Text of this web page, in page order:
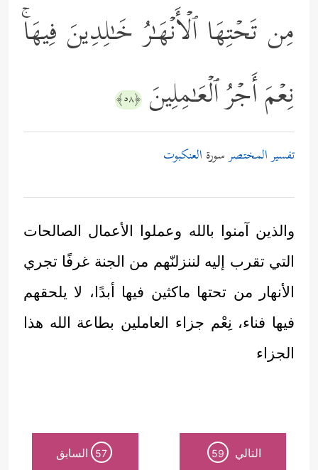
مِن تَحۡتِهَا ٱلۡأَنۡهَـٰرُ خَـٰلِدِینَ فِیهَاۚ
نِعۡمَ أَجۡرُ ٱلۡعَـٰمِلِینَ ﴿٥٨﴾
تفسير المختصرسورة العنكبوت
والذين آمنوا بالله وعملوا الأعمال الصالحات
التي تقرب إليه لننزلنّهم من الجنة غرفًا تجري
الأنهار من تحتها ماكثين فيها أبدًا، لا يلحقهم
فيها فناء، نِعْم جزاء العاملين بطاعة الله هذا
الجزاء
التالي 59
57 السابق